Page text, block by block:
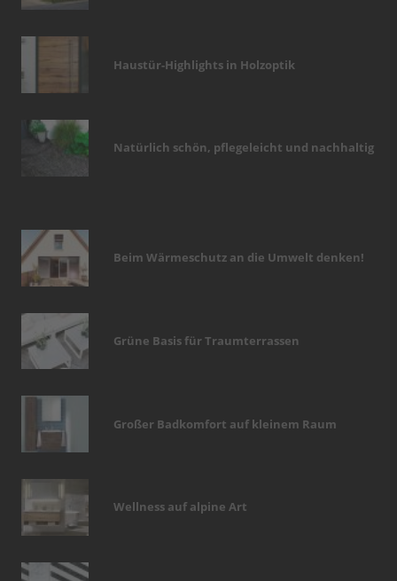
Haustür-Highlights in Holzoptik
Natürlich schön, pflegeleicht und nachhaltig
Beim Wärmeschutz an die Umwelt denken!
Grüne Basis für Traumterrassen
Großer Badkomfort auf kleinem Raum
Wellness auf alpine Art